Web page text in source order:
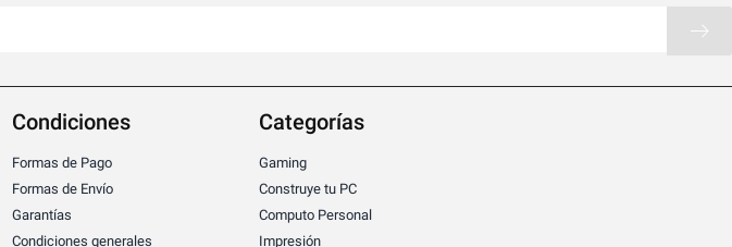
Condiciones
Formas de Pago
Formas de Envío
Garantías
Condiciones generales
Categorías
Gaming
Construye tu PC
Computo Personal
Impresión